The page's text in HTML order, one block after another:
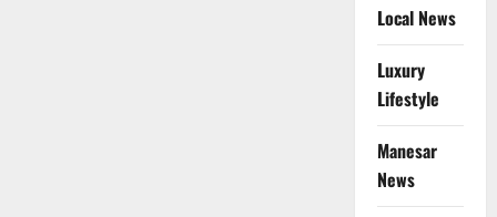
Local News
Luxury
Lifestyle
Manesar
News